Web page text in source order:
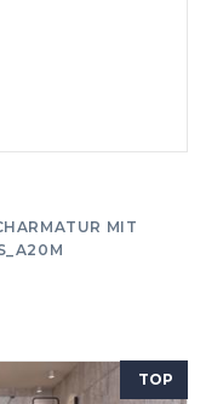
MIT
TOP